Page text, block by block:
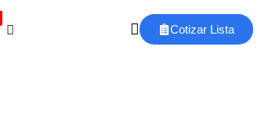
Cotizar Lista